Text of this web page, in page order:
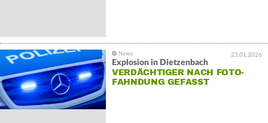
23.01.2026
Explosion in Dietzenbach
VERDÄCHTIGER NACH FOTO-
FAHNDUNG GEFASST